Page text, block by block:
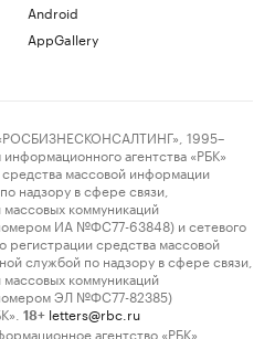
Android
AppGallery
1995–
агентства «РБК»
массовой информации
надзору в сфере связи,
коммуникаций
ИА №ФС77-63848) и сетевого
регистрации средства массовой
службой по надзору в сфере связи,
коммуникаций
ЭЛ №ФС77-82385)
18+ letters@rbc.ru
агентство «РБК».